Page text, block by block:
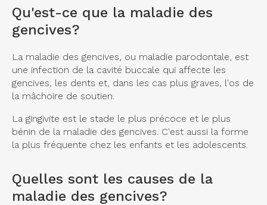
Qu'est-ce que la maladie des
gencives?
La maladie des gencives, ou maladie parodontale, est
une infection de la cavité buccale qui affecte les
gencives, les dents et, dans les cas plus graves, l'os de
la mâchoire de soutien.
La gingivite est le stade le plus précoce et le plus
bénin de la maladie des gencives. C'est aussi la forme
la plus fréquente chez les enfants et les adolescents.
Quelles sont les causes de la
maladie des gencives?